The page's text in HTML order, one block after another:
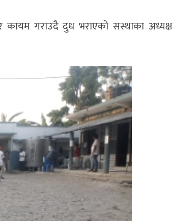
गराउदै दुध भराएको सस्थाका अध्यक्ष